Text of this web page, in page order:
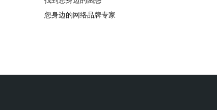
您身边的网络品牌专家